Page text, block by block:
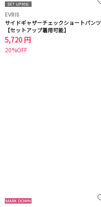
EVRIS
サイドギャザーチェックショートパンツ
【セットアップ着用可能】
5,720 円
20%OFF